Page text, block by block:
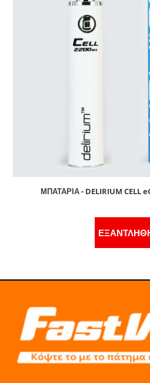
ΜΠΑΤΑΡΙΑ - DELIRIUM CELL